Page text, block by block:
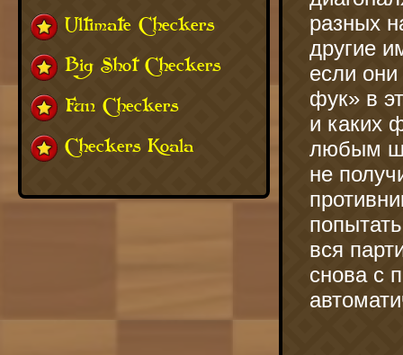
разных
другие
если
фук» в
и каких
любым
не
вся
снова с
Ultimate Checkers
Big Shot Checkers
Fun Checkers
Checkers Koala